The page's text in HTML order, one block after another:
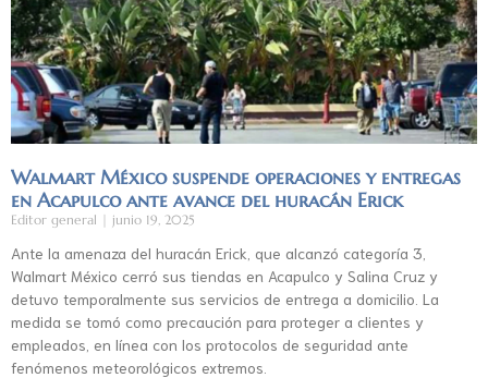
Walmart México suspende operaciones y entregas
en Acapulco ante avance del huracán Erick
Editor general junio 19, 2025
Ante la amenaza del huracán Erick, que alcanzó categoría 3,
Walmart México cerró sus tiendas en Acapulco y Salina Cruz y
detuvo temporalmente sus servicios de entrega a domicilio. La
medida se tomó como precaución para proteger a clientes y
empleados, en línea con los protocolos de seguridad ante
fenómenos meteorológicos extremos.